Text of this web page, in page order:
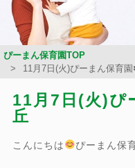
ぴーまん保育園TOP
11月7日(火)ぴーまん保育
11月7日(火)ぴ
丘
こんにちは ぴーまん保